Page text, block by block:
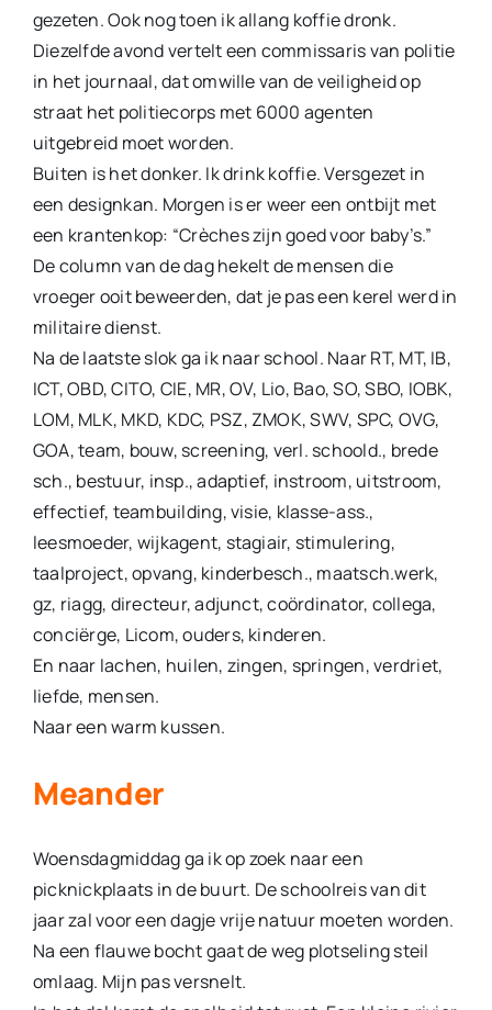
gezeten. Ook nog toen ik allang koffie dronk.
Diezelfde avond vertelt een commissaris van politie
in het journaal, dat omwille van de veiligheid op
straat het politie­corps met 6000 agenten
uitgebreid moet worden.
Buiten is het donker. Ik drink koffie. Versgezet in
een de­signkan. Morgen is er weer een ontbijt met
een krantenkop: “Crèches zijn goed voor baby’s.”
De column van de dag hekelt de mensen die
vroeger ooit beweer­den, dat je pas een kerel werd in
militaire dienst.
Na de laatste slok ga ik naar school. Naar RT, MT, IB,
ICT, OBD, CITO, CIE, MR, OV, Lio, Bao, SO, SBO, IOBK,
LOM, MLK, MKD, KDC, PSZ, ZMOK, SWV, SPC, OVG,
GOA, team, bouw, scree­ning, verl. schoold., brede
sch., bestuur, insp., adaptief, instroom, uitstroom,
effectief, teambuilding, visie, klasse-ass.,
leesmoeder, wijkagent, stagiair, stimulering,
taalpro­ject, opvang, kinderbesch., maatsch.werk,
gz, riagg, direc­teur, adjunct, coördinator, collega,
conciërge, Licom, ouders, kinderen.
En naar lachen, huilen, zingen, springen, verdriet,
liefde, mensen.
Naar een warm kussen.
Meander
Woensdagmiddag ga ik op zoek naar een
picknickplaats in de buurt. De schoolreis van dit
jaar zal voor een dagje vrije natuur moeten worden.
Na een flauwe bocht gaat de weg plotse­ling steil
omlaag. Mijn pas versnelt.